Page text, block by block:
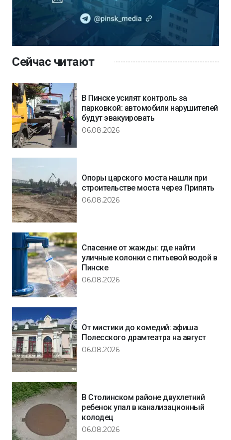
Сейчас читают
В Пинске усилят контроль за
парковкой: автомобили нарушителей
будут эвакуировать
06.08.2026
Опоры царского моста нашли при
строительстве моста через Припять
06.08.2026
Спасение от жажды: где найти
уличные колонки с питьевой водой в
Пинске
06.08.2026
От мистики до комедий: афиша
Полесского драмтеатра на август
06.08.2026
В Столинском районе двухлетний
ребенок упал в канализационный
колодец
06.08.2026